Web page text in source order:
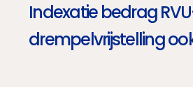
Indexatie bedrag
drempelvrijstelling